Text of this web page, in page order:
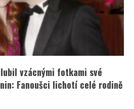
vzácnými fotkami své
Fanoušci lichotí celé rodině